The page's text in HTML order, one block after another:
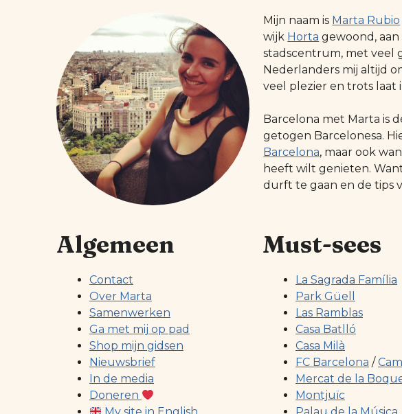
Mijn naam is Marta Rubio
wijk Horta gewoond,
stadscentrum, met veel
Nederlanders mij altijd
veel plezier en trots laat
Barcelona met Marta is
getogen Barcelonesa.
Barcelona, maar ook
heeft wilt genieten.
durft te gaan en de tips
Algemeen
Contact
Over Marta
Samenwerken
Ga met mij op pad
Shop mijn gidsen
Nieuwsbrief
In de media
Doneren
Must-sees
La Sagrada Família
Park Güell
Las Ramblas
Casa Batlló
Casa Milà
FC Barcelona /
Mercat de la
Montjuïc